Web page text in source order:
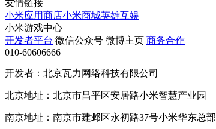
友情链接
小米应用商店小米商城英雄互娱
小米游戏中心
开发者平台 微信公众号 微博主页 商务合作
010-60606666
开发者：北京瓦力网络科技有限公司
北京地址：北京市昌平区安居路小米智慧产业园
南京地址：南京市建邺区永初路37号小米华东总部